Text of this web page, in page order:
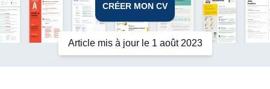
CRÉER MON CV
Article mis à jour le 1 août 2023